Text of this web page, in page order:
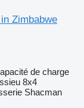
Zimbabwe
de charge
8x4
Shacman